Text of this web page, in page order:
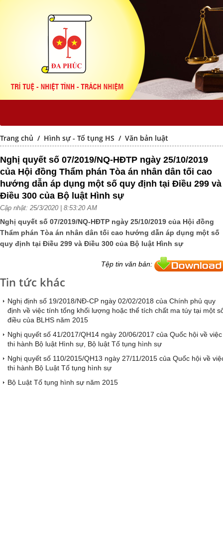
Trang chủ / Hình sự - Tố tụng HS / Văn bản luật
Nghị quyết số 07/2019/NQ-HĐTP ngày 25/10/2019
của Hội đồng Thẩm phán Tòa án nhân dân tối cao
hướng dẫn áp dụng một số quy định tại Điều 299 và
Điều 300 của Bộ luật Hình sự
Cập nhật: 25/3/2020 | 8:53:20 AM
Nghị quyết số 07/2019/NQ-HĐTP ngày 25/10/2019 của Hội đồng
Thẩm phán Tòa án nhân dân tối cao hướng dẫn áp dụng một số
quy định tại Điều 299 và Điều 300 của Bộ luật Hình sự
Tệp tin văn bản:
Tin tức khác
Nghị định số 19/2018/NĐ-CP ngày 02/02/2018 của Chính phủ quy
định về việc tính tổng khối lượng hoặc thể tích chất ma túy tại một
điều của BLHS năm 2015
Nghị quyết số 41/2017/QH14 ngày 20/06/2017 của Quốc hội về việc
thi hành Bộ luật Hình sự, Bộ luật Tố tụng hình sự
Nghị quyết số 110/2015/QH13 ngày 27/11/2015 của Quốc hội về
thi hành Bộ Luật Tố tụng hình sự
Bộ Luật Tố tụng hình sự năm 2015